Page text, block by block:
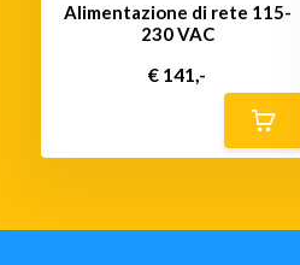
Alimentazione di rete 115-
230 VAC
€ 141,-